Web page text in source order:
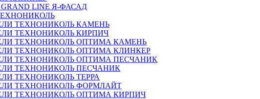
LINE Я-ФАСАД
ТЕХНОНИКОЛЬ КАМЕНЬ
ТЕХНОНИКОЛЬ КИРПИЧ
ТЕХНОНИКОЛЬ ОПТИМА КАМЕНЬ
ТЕХНОНИКОЛЬ ОПТИМА КЛИНКЕР
ТЕХНОНИКОЛЬ ОПТИМА ПЕСЧАНИК
ТЕХНОНИКОЛЬ ПЕСЧАНИК
ТЕХНОНИКОЛЬ ТЕРРА
ТЕХНОНИКОЛЬ ФОРМЛАЙТ
ТЕХНОНИКОЛЬ ОПТИМА КИРПИЧ